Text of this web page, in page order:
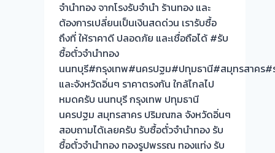
จำนำทอง จากโรงรับจำนำ ร้านทอง และ
ต้องการเปลี่ยนเป็นเงินสดด่วน เรารับซื้อ
ถึงที่ ให้ราคาดี ปลอดภัย และเชื่อถือได้ #รับ
ซื้อตั๋วจำนำทอง
นนทบุรี#กรุงเทพ#นครปฐม#ปทุมธานี#สมุทรสาคร#
และจังหวัดอิ่นๆ ราคาตรงกัน ใกล้ไกลไป
หมดครับ นนทบุรี กรุงเทพ ปทุมธานี
นครปฐม สมุทรสาคร ปริมณฑล จังหวัดอิ่นๆ
สอบถามได้เลยครับ รับซื้อตั๋วจำนำทอง รับ
ซื้อตั๋วจำนำทอง ทองรูปพรรณ ทองแท่ง รับ